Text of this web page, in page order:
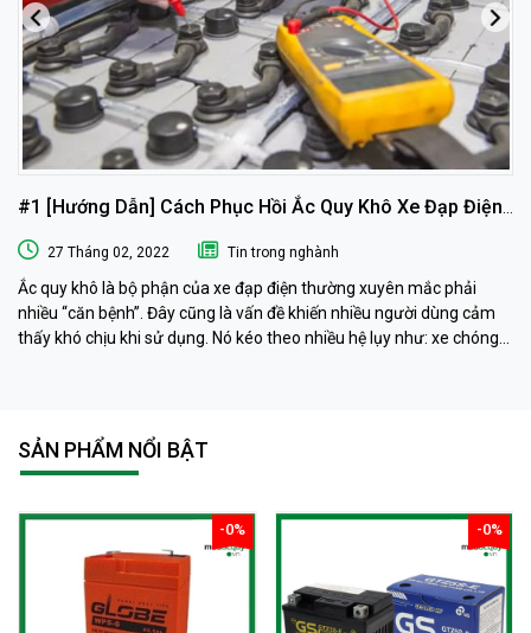
#1 [Hướng Dẫn] Cách Phục Hồi Ắc Quy Khô Xe Đạp Điện
Tại Nhà
27 Tháng 02, 2022 Tin trong nghành
Ắc quy khô là bộ phận của xe đạp điện thường xuyên mắc phải
nhiều “căn bệnh”. Đây cũng là vấn đề khiến nhiều người dùng cảm
thấy khó chịu khi sử dụng. Nó kéo theo nhiều hệ lụy như: xe chóng
cách đơn giản và hiệu quả như ở tiệm dưỡng nhé!
SẢN PHẨM NỔI BẬT
-0%
giảm
-0%
giảm